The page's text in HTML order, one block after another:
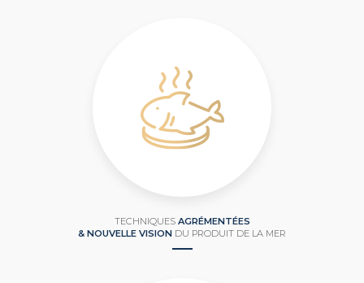
TECHNIQUES AGRÉMENTÉES
& NOUVELLE VISION DU PRODUIT DE LA MER